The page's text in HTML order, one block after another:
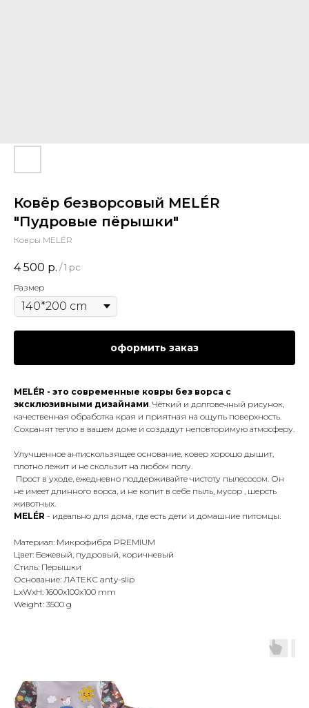
Ковёр безворсовый MELÉR
"Пудровые пёрышки"
Ковры MELÉR
4 500 р. / 1 pc
Размер
оформить заказ
MELÉR - это современные ковры без ворса с
эксклюзивными дизайнами . Чёткий и долговечный рисунок,
качественная обработка края и приятная на ощупь поверхность.
Сохранят тепло в вашем доме и создадут неповторимую атмосферу.
Улучшенное антискользящее основание, ковер хорошо дышит,
плотно лежит и не скользит на любом полу.
Прост в уходе, ежедневно поддерживайте чистоту пылесосом. Он
не имеет длинного ворса, и не копит в себе пыль, мусор , шерсть
животных.
MELÉR - идеально для дома, где есть дети и домашние питомцы.
Материал: Микрофибра PREMIUM
Цвет: Бежевый, пудровый, коричневый
Стиль: Перышки
Основание: ЛАТЕКС anty-slip
LxWxH: 1600x100x100 mm
Weight: 3500 g